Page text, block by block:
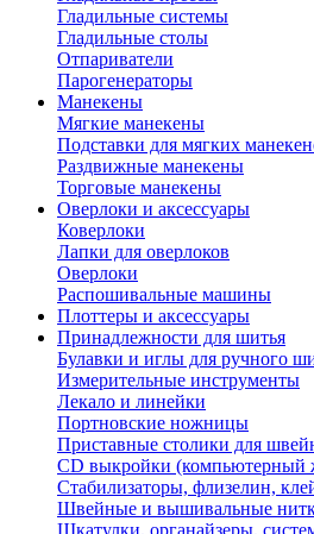
Гладильные системы
Гладильные столы
Отпариватели
Парогенераторы
Манекены
Мягкие манекены
Подставки для мягких
Раздвижные манекены
Торговые манекены
Оверлоки и аксессуары
Коверлоки
Лапки для оверлоков
Оверлоки
Распошивальные машины
Плоттеры и аксессуары
Принадлежности для шитья
Булавки и иглы для ручного
Измерительные инструменты
Лекало и линейки
Портновские ножницы
Приставные столики для
СD выкройки (компьютерный
Стабилизаторы, флизелин,
Швейные и вышивальные
Шкатулки, органайзеры,